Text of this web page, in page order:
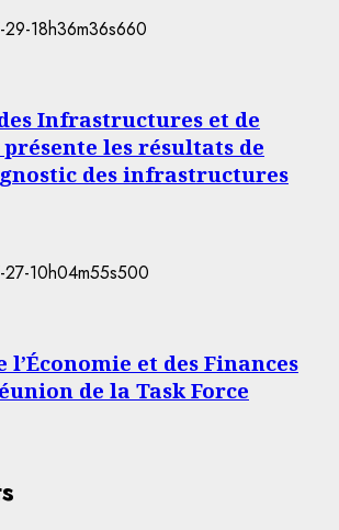
Infrastructures et de
les résultats de
des infrastructures
et des Finances
de la Task Force